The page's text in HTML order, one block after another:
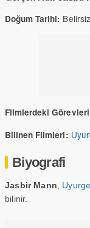
Doğum Tarihi: Belirsiz
Filmlerdeki
Bilinen Filmleri:
Biyografi
Jasbir Mann
bilinir.